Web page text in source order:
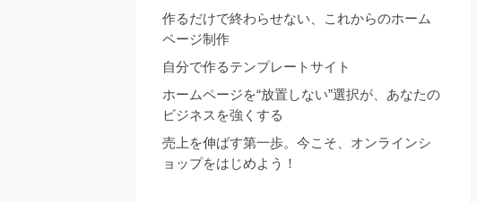
作るだけで終わらせない、これからのホーム
ページ制作
自分で作るテンプレートサイト
ホームページを“放置しない”選択が、あなたの
ビジネスを強くする
売上を伸ばす第一歩。今こそ、オンラインシ
ョップをはじめよう！